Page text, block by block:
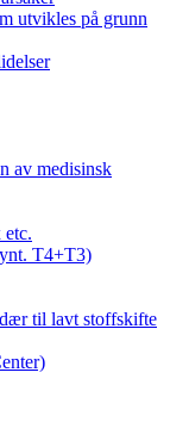
utvikles på grunn
av medisinsk
T4+T3)
til lavt stoffskifte